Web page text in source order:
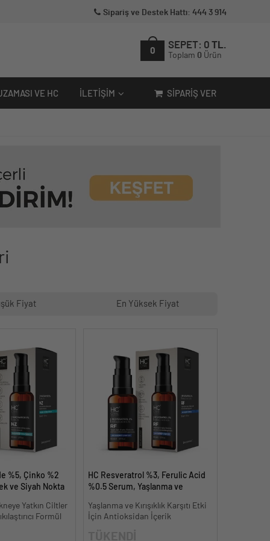
Sipariş ve Destek Hattı: 444 3 914
0
SEPET: 0 TL.
Toplam 0 Ürün
VE HC İLETIŞIM SIPARIŞ VER
Fiyat En Yüksek Fiyat
%5, Çinko %2
ve Siyah Nokta
Yatkın Ciltler
Formül
HC Resveratrol %3, Ferulic Acid
%0.5 Serum, Yaşlanma ve
Yaşlanma ve Kırışıklık Karşıtı Etki
İçin Antioksidan İçerik